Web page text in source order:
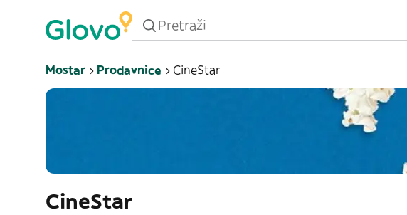
Mostar Prodavnice CineStar
CineStar